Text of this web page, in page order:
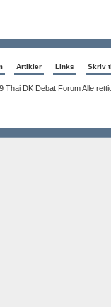
Artikler Links Skriv
Thai DK Debat Forum Alle